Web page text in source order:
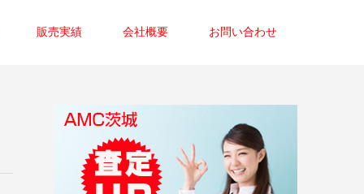
販売実績 会社概要 お問い合わせ